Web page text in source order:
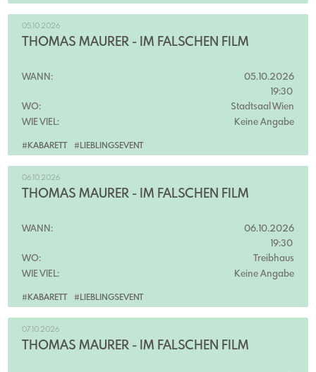
#KABARETT #LIEBLINGSEVENT
05.10.2026
THOMAS MAURER - IM FALSCHEN FILM
WANN:
05.10.2026
19:30
WO:
Stadtsaal Wien
WIE VIEL:
Keine Angabe
#KABARETT #LIEBLINGSEVENT
06.10.2026
THOMAS MAURER - IM FALSCHEN FILM
WANN:
06.10.2026
19:30
WO:
Treibhaus
WIE VIEL:
Keine Angabe
07.10.2026
THOMAS MAURER - IM FALSCHEN FILM